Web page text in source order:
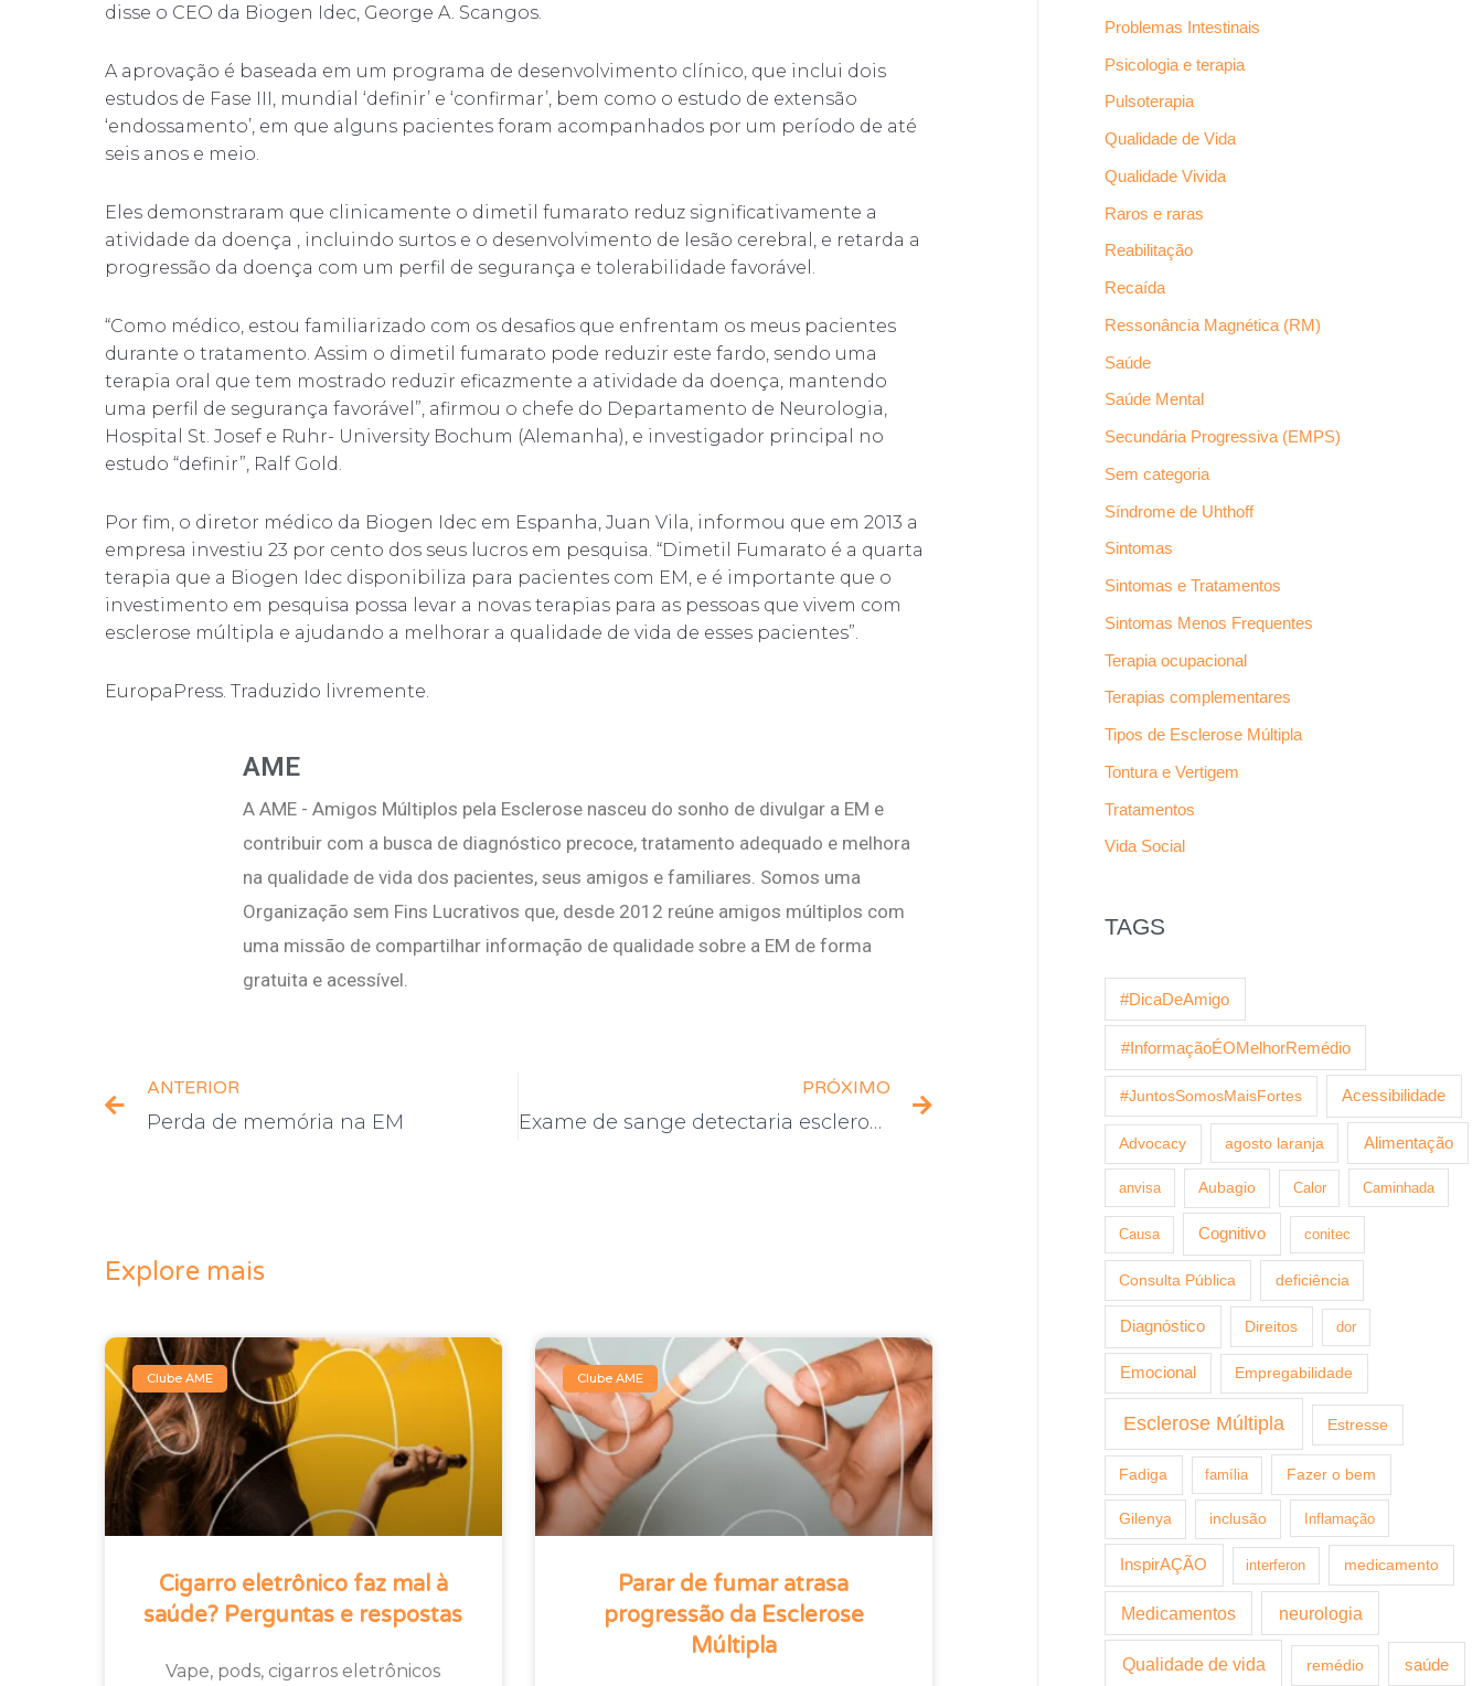
disse o CEO da Biogen Idec, George A. Scangos.
A aprovação é baseada em um programa de desenvolvimento clínico, que inclui dois
estudos de Fase III, mundial ‘definir’ e ‘confirmar’, bem como o estudo de extensão
‘endossamento’, em que alguns pacientes foram acompanhados por um período de até
seis anos e meio.
Eles demonstraram que clinicamente o dimetil fumarato reduz significativamente a
atividade da doença , incluindo surtos e o desenvolvimento de lesão cerebral, e retarda a
progressão da doença com um perfil de segurança e tolerabilidade favorável.
“Como médico, estou familiarizado com os desafios que enfrentam os meus pacientes
durante o tratamento. Assim o dimetil fumarato pode reduzir este fardo, sendo uma
terapia oral que tem mostrado reduzir eficazmente a atividade da doença, mantendo
uma perfil de segurança favorável”, afirmou o chefe do Departamento de Neurologia,
Hospital St. Josef e Ruhr- University Bochum (Alemanha), e investigador principal no
estudo “definir”, Ralf Gold.
Por fim, o diretor médico da Biogen Idec em Espanha, Juan Vila, informou que em 2013 a
empresa investiu 23 por cento dos seus lucros em pesquisa. “Dimetil Fumarato é a quarta
terapia que a Biogen Idec disponibiliza para pacientes com EM, e é importante que o
investimento em pesquisa possa levar a novas terapias para as pessoas que vivem com
esclerose múltipla e ajudando a melhorar a qualidade de vida de esses pacientes”.
EuropaPress. Traduzido livremente.
AME
A AME - Amigos Múltiplos pela Esclerose nasceu do sonho de divulgar a EM e
contribuir com a busca de diagnóstico precoce, tratamento adequado e melhora
na qualidade de vida dos pacientes, seus amigos e familiares. Somos uma
Organização sem Fins Lucrativos que, desde 2012 reúne amigos múltiplos com
uma missão de compartilhar informação de qualidade sobre a EM de forma
gratuita e acessível.
ANTERIOR
Perda de memória na EM
PRÓXIMO
Exame de sange detectaria esclerose múltipla antes de manifestação dos sintomas
Explore mais
Clube AME
Cigarro eletrônico faz mal à
saúde? Perguntas e respostas
Vape, pods, cigarros eletrônicos
Clube AME
Parar de fumar atrasa
progressão da Esclerose
Múltipla
Problemas Intestinais
Psicologia e terapia
Pulsoterapia
Qualidade de Vida
Qualidade Vivida
Raros e raras
Reabilitação
Recaída
Ressonância Magnética (RM)
Saúde
Saúde Mental
Secundária Progressiva (EMPS)
Sem categoria
Síndrome de Uhthoff
Sintomas
Sintomas e Tratamentos
Sintomas Menos Frequentes
Terapia ocupacional
Terapias complementares
Tipos de Esclerose Múltipla
Tontura e Vertigem
Tratamentos
Vida Social
TAGS
#DicaDeAmigo
#InformaçãoÉOMelhorRemédio
#JuntosSomosMaisFortes Acessibilidade
Advocacy agosto laranja Alimentação
anvisa Aubagio Calor Caminhada
Causa Cognitivo conitec
Consulta Pública deficiência
Diagnóstico Direitos dor
Emocional Empregabilidade
Esclerose Múltipla Estresse
Fadiga família Fazer o bem
Gilenya inclusão Inflamação
InspirAÇÃO interferon medicamento
Medicamentos neurologia
Qualidade de vida remédio saúde